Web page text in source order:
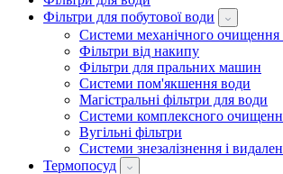
Фільтри для побутової води
Системи механічного очищення
Фільтри від накипу
Фільтри для пральних машин
Системи пом'якшення води
Магістральні фільтри для води
Системи комплексного
Вугільні фільтри
Системи знезалізнення і
Термопосуд